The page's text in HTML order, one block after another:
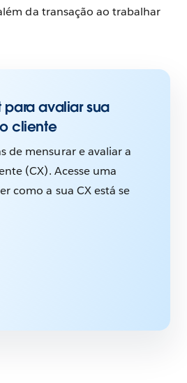
da transação ao trabalhar
avaliar sua
cliente
de mensurar e avaliar a
(CX). Acesse uma
como a sua CX está se